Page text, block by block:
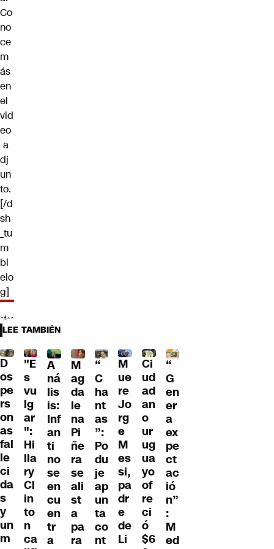
Co
no
ce
m
ás
en
el
vid
eo
a
dj
un
to.
[/d
sh
_tu
m
bl
elo
g]
LEE TAMBIÉN
D
os
pe
rs
on
as
fal
le
ci
da
s
y
un
m
"E
s
vu
lg
ar
":
Hi
lla
ry
Cl
in
to
n
ca
A
ná
lis
is:
Inf
an
ti
no
se
en
cu
en
tr
a
M
ag
da
le
na
Pi
ñe
ra
se
ali
st
a
pa
ra
“
C
ha
nt
as
”:
Po
du
je
ap
un
ta
co
nt
M
ue
re
Jo
rg
e
M
es
si,
pa
dr
e
de
Li
Ci
ud
ad
an
o
ur
ug
ua
yo
of
re
ci
ó
$6
“
G
en
er
a
ex
pe
ct
ac
ió
n”
:
M
ed